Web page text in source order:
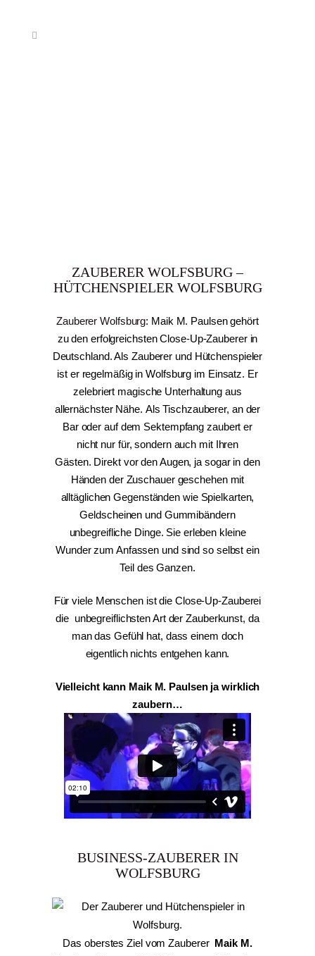
ZAUBERER WOLFSBURG –
HÜTCHENSPIELER WOLFSBURG
Zauberer Wolfsburg: Maik M. Paulsen gehört
zu den erfolgreichsten Close-Up-Zauberer in
Deutschland. Als Zauberer und Hütchenspieler
ist er regelmäßig in Wolfsburg im Einsatz. Er
zelebriert magische Unterhaltung aus
allernächster Nähe. Als Tischzauberer, an der
Bar oder auf dem Sektempfang zaubert er
nicht nur für, sondern auch mit Ihren
Gästen. Direkt vor den Augen, ja sogar in den
Händen der Zuschauer geschehen mit
alltäglichen Gegenständen wie Spielkarten,
Geldscheinen und Gummibändern
unbegreifliche Dinge. Sie erleben kleine
Wunder zum Anfassen und sind so selbst ein
Teil des Ganzen.
Für viele Menschen ist die Close-Up-Zauberei
die unbegreiflichsten Art der Zauberkunst, da
man das Gefühl hat, dass einem doch
eigentlich nichts entgehen kann.
Vielleicht kann Maik M. Paulsen ja wirklich
zaubern…
BUSINESS-ZAUBERER IN
WOLFSBURG
Das oberstes Ziel vom Zauberer Maik M.